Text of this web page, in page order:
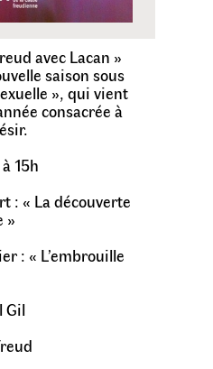
avec Lacan »
saison sous
», qui vient
consacrée à
15h
: « La découverte
»
: « L’embrouille
Gil